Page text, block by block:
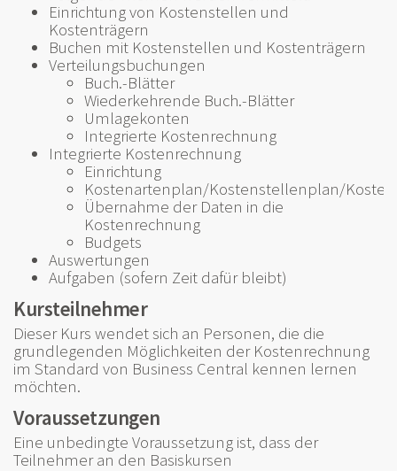
Einrichtung von Kostenstellen und
Kostenträgern
Buchen mit Kostenstellen und Kostenträgern
Verteilungsbuchungen
Buch.-Blätter
Wiederkehrende Buch.-Blätter
Umlagekonten
Integrierte Kostenrechnung
Integrierte Kostenrechnung
Einrichtung
Kostenartenplan/Kostenstellenplan/
Übernahme der Daten in die
Kostenrechnung
Budgets
Auswertungen
Aufgaben (sofern Zeit dafür bleibt)
Kursteilnehmer
Dieser Kurs wendet sich an Personen, die die
grundlegenden Möglichkeiten der Kostenrechnung
im Standard von Business Central kennen lernen
möchten.
Voraussetzungen
Eine unbedingte Voraussetzung ist, dass der
Teilnehmer an den Basiskursen